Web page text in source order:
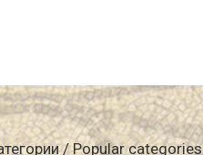
/ Popular categories